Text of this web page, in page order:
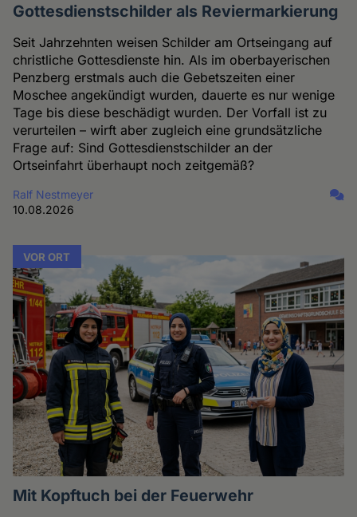
Gottesdienstschilder als Reviermarkierung
Seit Jahrzehnten weisen Schilder am Ortseingang auf
christliche Gottesdienste hin. Als im oberbayerischen
Penzberg erstmals auch die Gebetszeiten einer
Moschee angekündigt wurden, dauerte es nur wenige
Tage bis diese beschädigt wurden. Der Vorfall ist zu
verurteilen – wirft aber zugleich eine grundsätzliche
Frage auf: Sind Gottesdienstschilder an der
Ortseinfahrt überhaupt noch zeitgemäß?
Ralf Nestmeyer
10.08.2026
VOR ORT
Mit Kopftuch bei der Feuerwehr